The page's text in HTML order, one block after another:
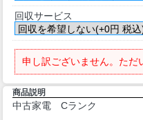
回収サービス
申し訳ございません。ただ
商品説明
中古家電 Cランク